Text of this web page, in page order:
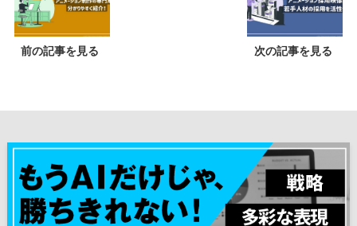
前の記事を見る 次の記事を見る